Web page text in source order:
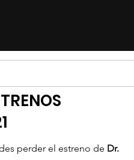
perder el estreno de Dr.